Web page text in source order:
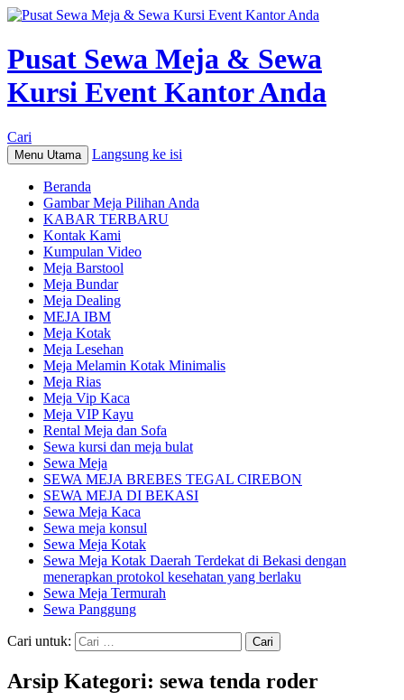
Pusat Sewa Meja & Sewa
Kursi Event Kantor Anda
Cari
Menu Utama Langsung ke isi
Beranda
Gambar Meja Pilihan Anda
KABAR TERBARU
Kontak Kami
Kumpulan Video
Meja Barstool
Meja Bundar
Meja Dealing
MEJA IBM
Meja Kotak
Meja Lesehan
Meja Melamin Kotak Minimalis
Meja Rias
Meja Vip Kaca
Meja VIP Kayu
Rental Meja dan Sofa
Sewa kursi dan meja bulat
Sewa Meja
SEWA MEJA BREBES TEGAL CIREBON
SEWA MEJA DI BEKASI
Sewa Meja Kaca
Sewa meja konsul
Sewa Meja Kotak
Sewa Meja Kotak Daerah Terdekat di Bekasi dengan
menerapkan protokol kesehatan yang berlaku
Sewa Meja Termurah
Sewa Panggung
Cari untuk:
Arsip Kategori: sewa tenda roder